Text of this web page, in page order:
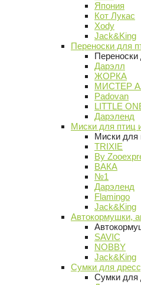
Япония
Кот Лукас
Xody
Jack&King
Переноски для
Переноски
Дарэлл
ЖОРКА
МИСТЕР
Padovan
LITTLE
Дарэленд
Миски для птиц
Миски для
TRIXIE
By
ВАКА
№1
Дарэленд
Flamingo
Jack&King
Автокормушки,
SAVIC
NOBBY
Jack&King
Сумки для
Сумки для